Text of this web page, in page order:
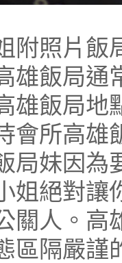
附照片飯
雄飯局通
雄飯局地
會所高雄
局妹因為
姐絕對讓
關人。高
區隔嚴謹